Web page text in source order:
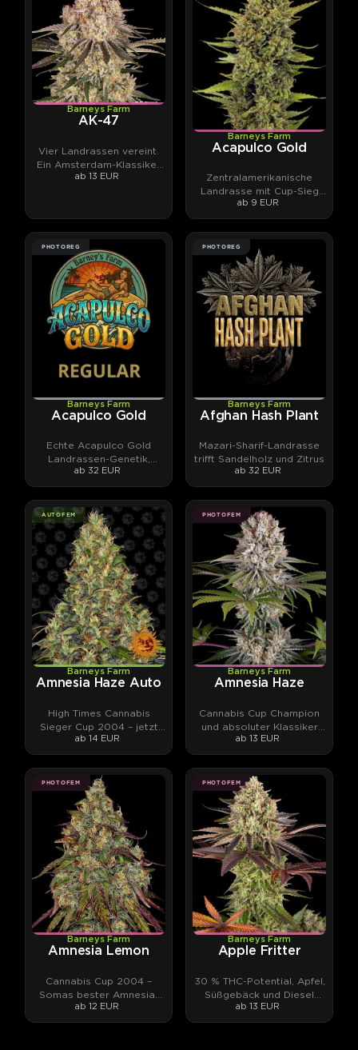
Barneys Farm
AK-47
Vier Landrassen vereint.
Ein Amsterdam-Klassiker
mit 26 % THC-Potential.
ab 13 EUR
Barneys Farm
Acapulco Gold
Zentralamerikanische
Landrasse mit Cup-Sieg
und Fruchtcocktail-Aroma
ab 9 EUR
PHOTOREG
Barneys Farm
Acapulco Gold
Echte Acapulco Gold
Landrassen-Genetik,
stabilisiert.
ab 32 EUR
PHOTOREG
Barneys Farm
Afghan Hash Plant
Mazari-Sharif-Landrasse
trifft Sandelholz und Zitrus
ab 32 EUR
AUTOFEM
Barneys Farm
Amnesia Haze Auto
High Times Cannabis
Sieger Cup 2004 – jetzt
als Automatic.
ab 14 EUR
PHOTOFEM
Barneys Farm
Amnesia Haze
Cannabis Cup Champion
und absoluter Klassiker
aus vier Kontinenten
ab 13 EUR
PHOTOFEM
Barneys Farm
Amnesia Lemon
Cannabis Cup 2004 –
Somas bester Amnesia-
Haze-Phänotyp.
ab 12 EUR
PHOTOFEM
Barneys Farm
Apple Fritter
30 % THC-Potential, Apfel,
Süßgebäck und Diesel
zugleich.
ab 13 EUR